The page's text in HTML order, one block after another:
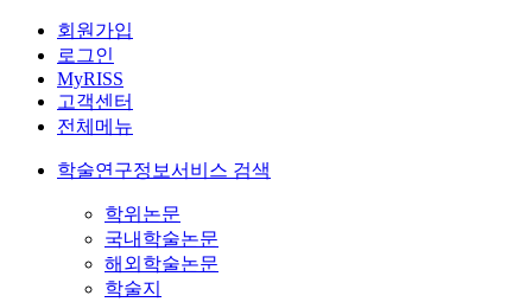
회원가입
로그인
MyRISS
고객센터
전체메뉴
학술연구정보서비스 검색
학위논문
국내학술논문
해외학술논문
학술지